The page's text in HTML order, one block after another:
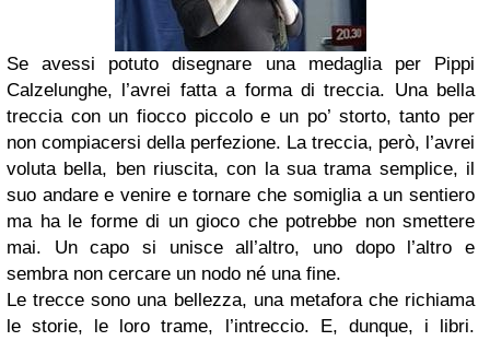
Se avessi potuto disegnare una medaglia per Pippi
Calzelunghe, l’avrei fatta a forma di treccia. Una bella
treccia con un fiocco piccolo e un po’ storto, tanto per
non compiacersi della perfezione. La treccia, però, l’avrei
voluta bella, ben riuscita, con la sua trama semplice, il
suo andare e venire e tornare che somiglia a un sentiero
ma ha le forme di un gioco che potrebbe non smettere
mai. Un capo si unisce all’altro, uno dopo l’altro e
sembra non cercare un nodo né una fine.
Le trecce sono una bellezza, una metafora che richiama
le storie, le loro trame, l’intreccio. E, dunque, i libri.